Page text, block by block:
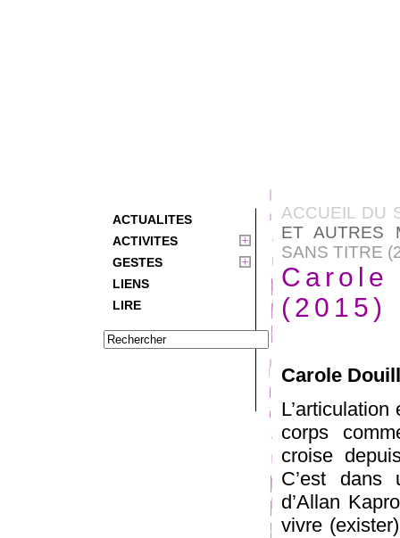
ACTUALITES
ACTIVITES
GESTES
LIENS
LIRE
ACCUEIL DU
ET AUTRES
SANS TITRE
(2015)
Carole
corps
croise
C’est dans
d’Allan
vivre